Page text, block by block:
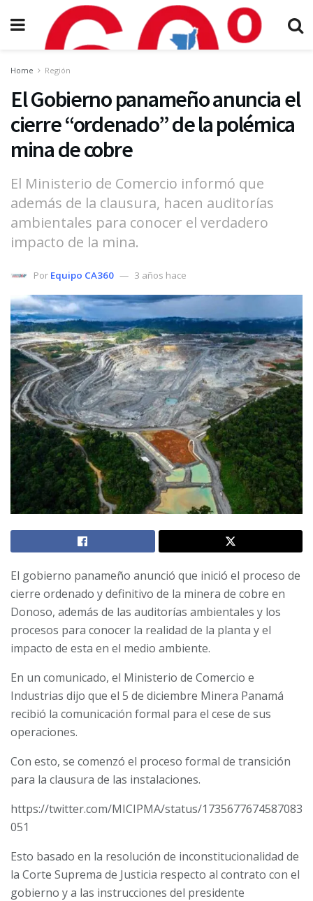
Home Región
El Gobierno panameño anuncia el
cierre “ordenado” de la polémica
mina de cobre
El Ministerio de Comercio informó que
además de la clausura, hacen auditorías
ambientales para conocer el verdadero
impacto de la mina.
Por Equipo CA360 3 años hace
El gobierno panameño anunció que inició el proceso de
cierre ordenado y definitivo de la minera de cobre en
Donoso, además de las auditorías ambientales y los
procesos para conocer la realidad de la planta y el
impacto de esta en el medio ambiente.
En un comunicado, el Ministerio de Comercio e
Industrias dijo que el 5 de diciembre Minera Panamá
recibió la comunicación formal para el cese de sus
operaciones.
Con esto, se comenzó el proceso formal de transición
para la clausura de las instalaciones.
https://twitter.com/MICIPMA/status/1735677674587083
051
Esto basado en la resolución de inconstitucionalidad de
la Corte Suprema de Justicia respecto al contrato con el
gobierno y a las instrucciones del presidente